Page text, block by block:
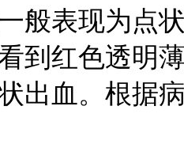
般表现为点
到红色透明
出血。根据